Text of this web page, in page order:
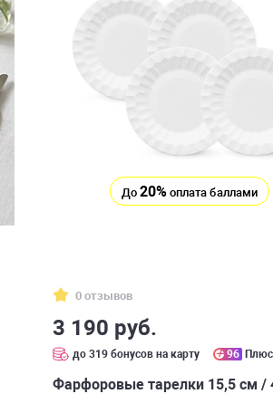
До 20% оплата баллами
0 отзывов
3 190 руб.
до 319 бонусов на карту 96 Плюс
Фарфоровые тарелки 15,5 см /